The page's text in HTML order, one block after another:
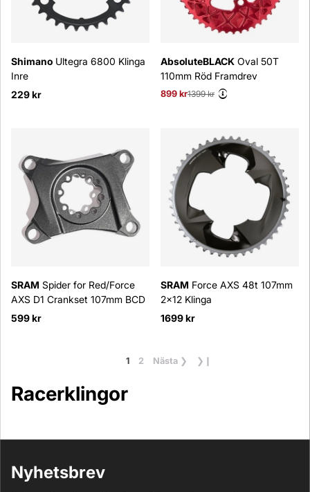
Shimano Ultegra 6800 Klinga
Inre
229 kr
AbsoluteBLACK Oval 50T
110mm Röd Framdrev
899 kr
Ordinarie pris:
1399 kr
SRAM Spider for Red/Force
AXS D1 Crankset 107mm BCD
599 kr
SRAM Force AXS 48t 107mm
2x12 Klinga
1699 kr
1 2 Nästa ❯ ❯❙
Racerklingor
Nyhetsbrev